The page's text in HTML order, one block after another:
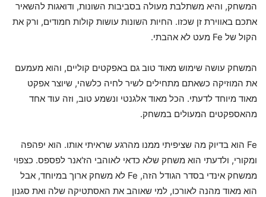
המשחק, והיא משתלבת מעולה בסביבות השונות, ודואגות להשאיר
אתכם באווירת זן שכזו. החיות השונות עושות קולות חמודים, ורק את
הקול של Fe מעט לא אהבתי.
המשחק עושה שימוש מאוד טוב גם באפקטים קוליים, והוא מעמעם
את המוזיקה כשאתם מתחילים לשיר לחיה כלשהי, שיוצר אפקט
מאוד מיוחד לדעתי. הכל מאוד אלגנטי ונשמע טוב, וזה עוד אחד
מהאספקטים המעולים במשחק.
Fe הוא בדיוק מה שציפיתי ממנו מהרגע שראיתי אותו. הוא יפהפה
ומקורי, ולדעתי הוא משחק שלא כדאי לאוהבי הז'אנר לפספס. כצפוי
ממשחק אינדי בסדר הגודל הזה, Fe לא משחק ארוך במיוחד, אבל
הוא מאוד מהנה לאורכו, למי שאוהב את האסתטיקה שלה ואת סגנון